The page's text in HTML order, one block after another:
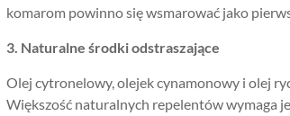
komarom powinno się wsmarować jako
3. Naturalne środki odstraszające
Olej cytronelowy, olejek cynamonowy i olej
Większość naturalnych repelentów wymaga